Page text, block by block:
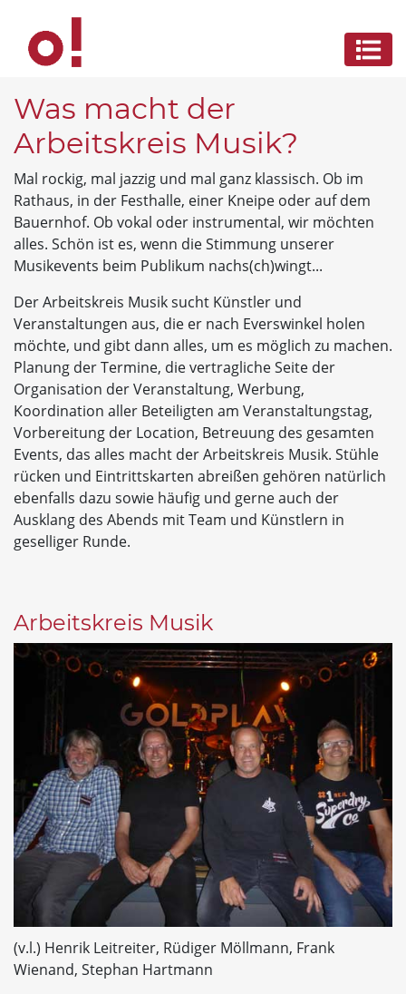
Was macht der
Arbeitskreis Musik?
Mal rockig, mal jazzig und mal ganz klassisch. Ob im
Rathaus, in der Festhalle, einer Kneipe oder auf dem
Bauernhof. Ob vokal oder instrumental, wir möchten
alles. Schön ist es, wenn die Stimmung unserer
Musikevents beim Publikum nachs(ch)wingt...
Der Arbeitskreis Musik sucht Künstler und
Veranstaltungen aus, die er nach Everswinkel holen
möchte, und gibt dann alles, um es möglich zu machen.
Planung der Termine, die vertragliche Seite der
Organisation der Veranstaltung, Werbung,
Koordination aller Beteiligten am Veranstaltungstag,
Vorbereitung der Location, Betreuung des gesamten
Events, das alles macht der Arbeitskreis Musik. Stühle
rücken und Eintrittskarten abreißen gehören natürlich
ebenfalls dazu sowie häufig und gerne auch der
Ausklang des Abends mit Team und Künstlern in
geselliger Runde.
Arbeitskreis Musik
(v.l.) Henrik Leitreiter, Rüdiger Möllmann, Frank
Wienand, Stephan Hartmann